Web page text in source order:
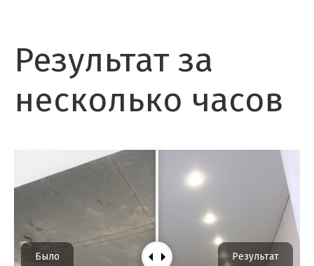
Результат за
несколько часов
Было Результат